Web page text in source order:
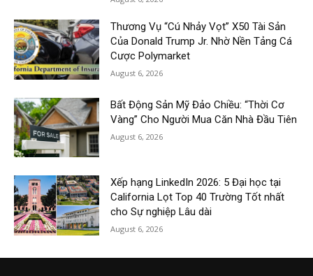
Thương Vụ “Cú Nhảy Vọt” X50 Tài Sản
Của Donald Trump Jr. Nhờ Nền Tảng Cá
Cược Polymarket
August 6, 2026
Bất Động Sản Mỹ Đảo Chiều: “Thời Cơ
Vàng” Cho Người Mua Căn Nhà Đầu Tiên
August 6, 2026
Xếp hạng LinkedIn 2026: 5 Đại học tại
California Lọt Top 40 Trường Tốt nhất
cho Sự nghiệp Lâu dài
August 6, 2026